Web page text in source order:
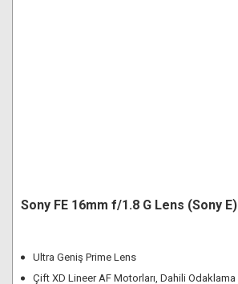
Sony FE 16mm f/1.8 G Lens (Sony E)
Ultra Geniş Prime Lens
Çift XD Lineer AF Motorları, Dahili Odaklama